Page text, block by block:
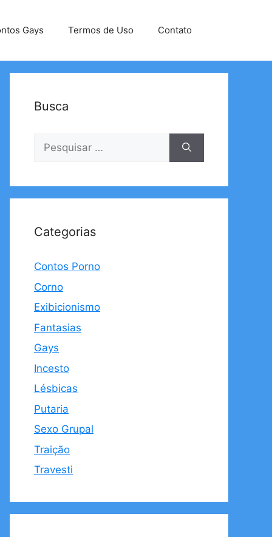
Gays Termos de Uso Contato
Busca
Pesquisar
Categorias
Contos Porno
Corno
Exibicionismo
Fantasias
Gays
Incesto
Lésbicas
Putaria
Sexo Grupal
Traição
Travesti